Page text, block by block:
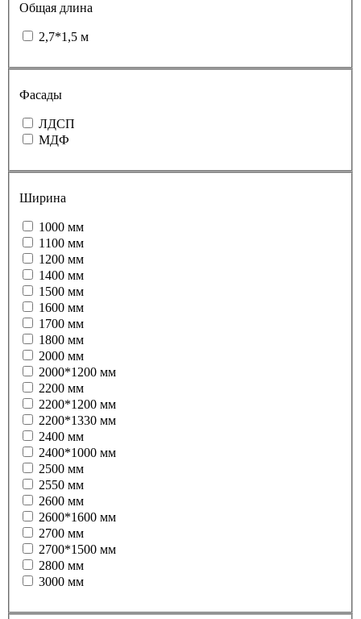
Общая длина
2,7*1,5 м
Фасады
ЛДСП
МДФ
Ширина
1000 мм
1100 мм
1200 мм
1400 мм
1500 мм
1600 мм
1700 мм
1800 мм
2000 мм
2000*1200 мм
2200 мм
2200*1200 мм
2200*1330 мм
2400 мм
2400*1000 мм
2500 мм
2550 мм
2600 мм
2600*1600 мм
2700 мм
2700*1500 мм
2800 мм
3000 мм